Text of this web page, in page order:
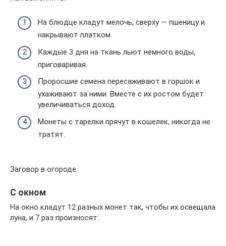
На блюдце кладут мелочь, сверху — пшеницу и
накрывают платком.
Каждые 3 дня на ткань льют немного воды,
приговаривая.
Проросшие семена пересаживают в горшок и
ухаживают за ними. Вместе с их ростом будет
увеличиваться доход.
Монеты с тарелки прячут в кошелек, никогда не
тратят.
Заговор в огороде.
С окном
На окно кладут 12 разных монет так, чтобы их освещала
луна, и 7 раз произносят: